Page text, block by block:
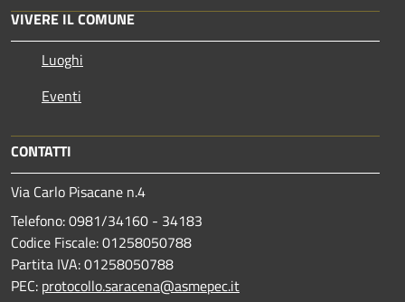
VIVERE IL COMUNE
Luoghi
Eventi
CONTATTI
Via Carlo Pisacane n.4
Telefono: 0981/34160 - 34183
Codice Fiscale: 01258050788
Partita IVA: 01258050788
PEC: protocollo.saracena@asmepec.it